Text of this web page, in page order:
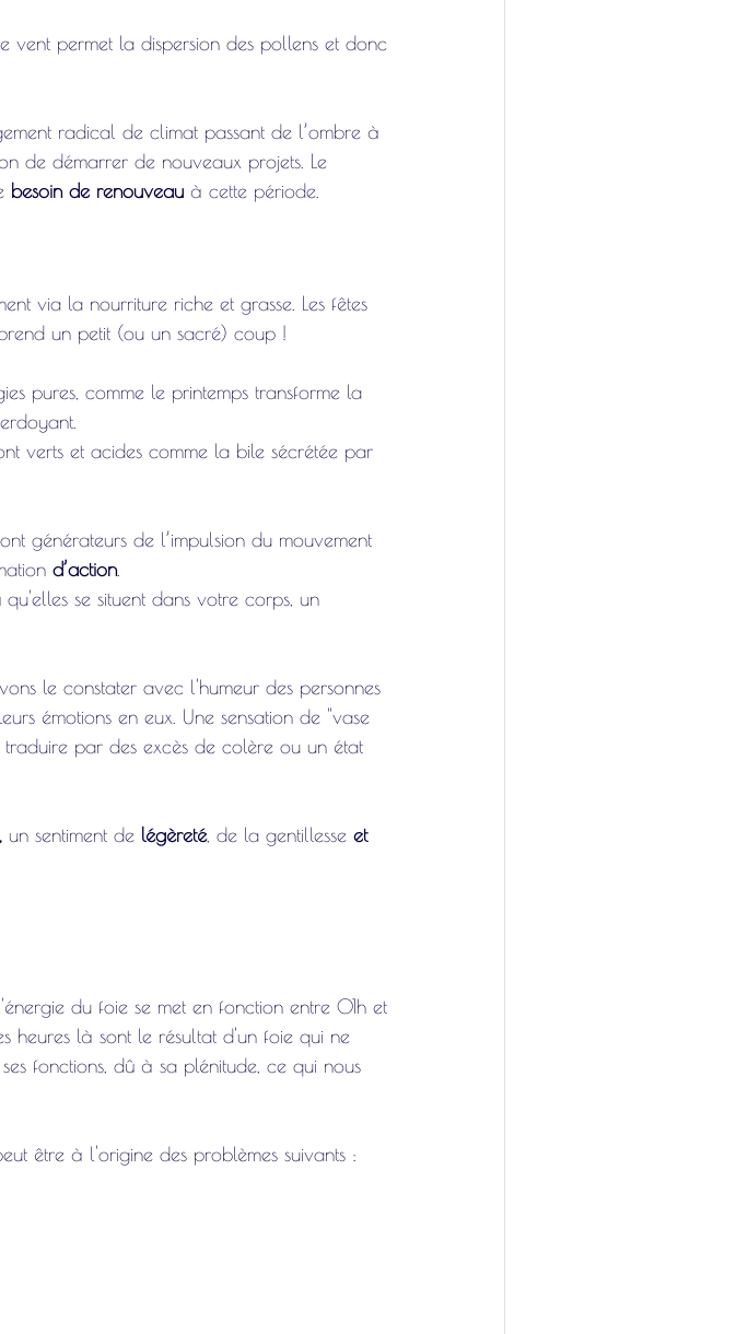
permet la dispersion des pollens et donc
radical de climat passant de l’ombre à
de démarrer de nouveaux projets. Le
besoin de renouveau à cette période.
via la nourriture riche et grasse. Les fêtes
un petit (ou un sacré) coup !
pures, comme le printemps transforme la
verts et acides comme la bile sécrétée par
générateurs de l’impulsion du mouvement
d’action.
se situent dans votre corps, un
le constater avec l'humeur des personnes
émotions en eux. Une sensation de "vase
par des excès de colère ou un état
un sentiment de légèreté, de la gentillesse et
du foie se met en fonction entre 01h et
heures là sont le résultat d'un foie qui ne
fonctions, dû à sa plénitude, ce qui nous
être à l'origine des problèmes suivants :